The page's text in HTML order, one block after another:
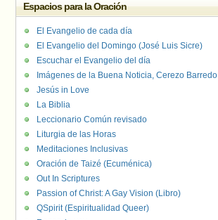
Espacios para la Oración
El Evangelio de cada día
El Evangelio del Domingo (José Luis Sicre)
Escuchar el Evangelio del día
Imágenes de la Buena Noticia, Cerezo Barredo
Jesús in Love
La Biblia
Leccionario Común revisado
Liturgia de las Horas
Meditaciones Inclusivas
Oración de Taizé (Ecuménica)
Out In Scriptures
Passion of Christ: A Gay Vision (Libro)
QSpirit (Espiritualidad Queer)